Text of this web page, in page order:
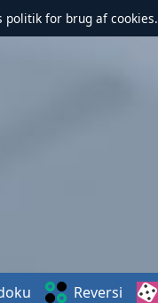
politik for brug af cookies.
Reversi